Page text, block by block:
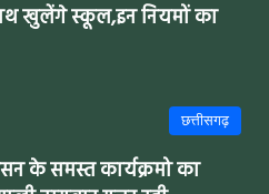
खुलेंगे स्कूल,इन नियमों का
छत्तीसगढ़
के समस्त कार्यक्रमो का